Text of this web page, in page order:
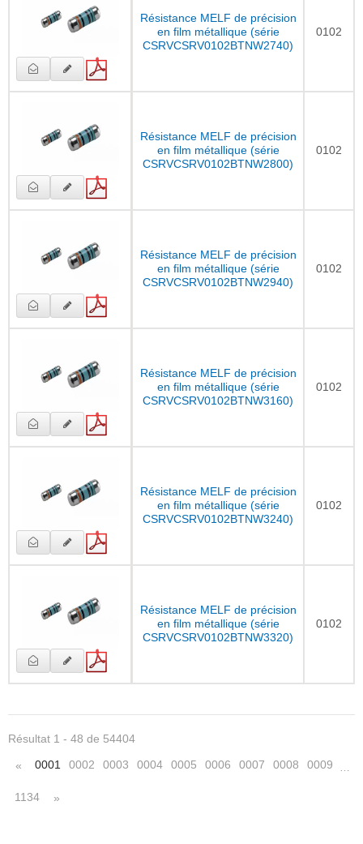
Résistance MELF de précision
en film métallique (série
CSRVCSRV0102BTNW2740)
0102
Résistance MELF de précision
en film métallique (série
CSRVCSRV0102BTNW2800)
0102
Résistance MELF de précision
en film métallique (série
CSRVCSRV0102BTNW2940)
0102
Résistance MELF de précision
en film métallique (série
CSRVCSRV0102BTNW3160)
0102
Résistance MELF de précision
en film métallique (série
CSRVCSRV0102BTNW3240)
0102
Résistance MELF de précision
en film métallique (série
CSRVCSRV0102BTNW3320)
0102
Résultat 1 - 48 de 54404
« 0001 0002 0003 0004 0005 0006 0007 0008 0009 …
1134 »